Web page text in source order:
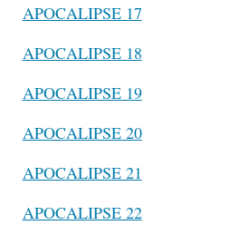
APOCALIPSE 17
APOCALIPSE 18
APOCALIPSE 19
APOCALIPSE 20
APOCALIPSE 21
APOCALIPSE 22